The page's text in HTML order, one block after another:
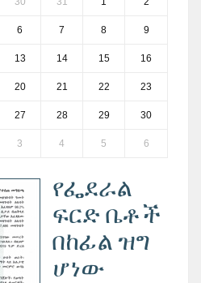
6 7 8 9
13 14 15 16
20 21 22 23
27 28 29 30
3 4 5 6
የፌደራል
ፍርድ ቤቶች
በከፊል ዝግ
ሆነው